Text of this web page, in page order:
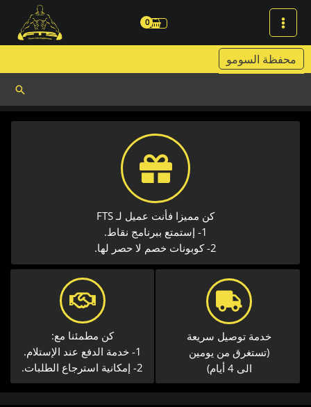
تخطي
المحتوى
محفظة السومو
البحث
كن مميزا فأنت عميل لـ FTS
1- إستمتع ببرنامج نقاط.
2- كوبونات خصم لا حصر لها.
خدمة توصيل سريعة​
(تستغرق من يومين
الى 4 أيام)
كن مطمئنا مع:
1- خدمة الدفع عند الإستلام.
2- إمكانية استرجاع الطلبات.